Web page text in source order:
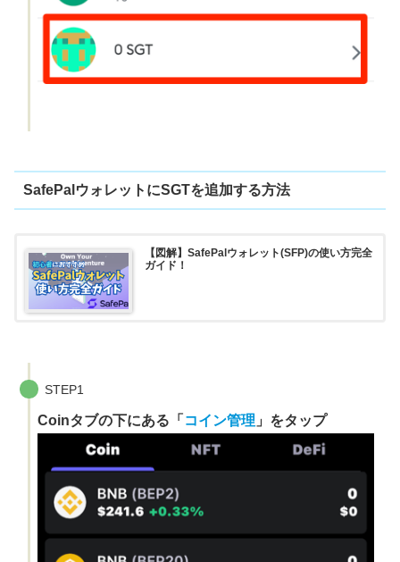
SafePalウォレットにSGTを追加する方法
【図解】SafePalウォレット(SFP)の使い方完全
ガイド！
STEP1
Coinタブの下にある「 コイン管理 」をタップ